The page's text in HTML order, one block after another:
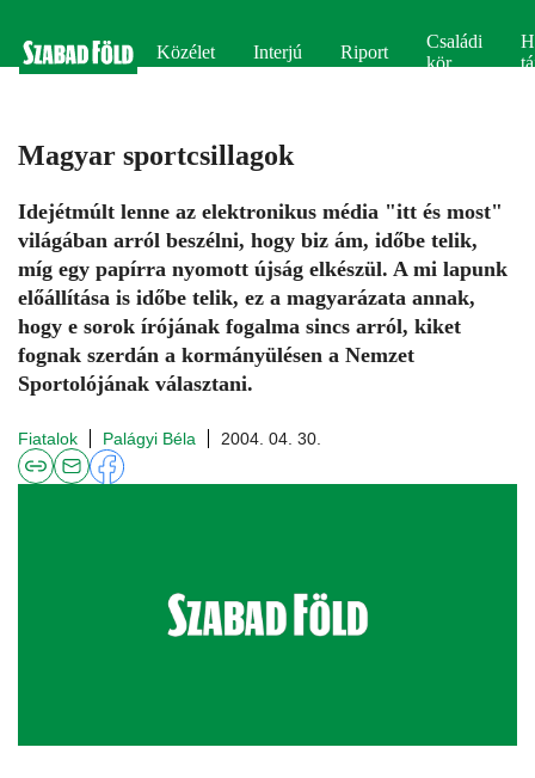
Közélet Interjú Riport
Családi
kör
Magyar sportcsillagok
Idejétmúlt lenne az elektronikus média "itt és most"
világában arról beszélni, hogy biz ám, időbe telik,
míg egy papírra nyomott újság elkészül. A mi lapunk
előállítása is időbe telik, ez a magyarázata annak,
hogy e sorok írójának fogalma sincs arról, kiket
fognak szerdán a kormányülésen a Nemzet
Sportolójának választani.
Fiatalok Palágyi Béla 2004. 04. 30.